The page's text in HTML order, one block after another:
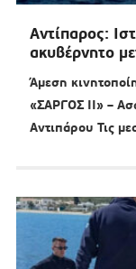
Αντίπαρος:
ακυβέρνητο
Άμεση
«ΣΑΡΓΟΣ ΙΙ» –
Αντιπάρου Τις